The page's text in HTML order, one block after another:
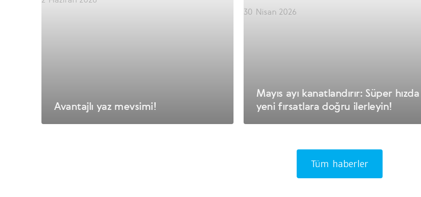
Avantajlı yaz mevsimi!
Mayıs ayı kanatlandırır: Süper hızda
yeni fırsatlara doğru ilerleyin!
30 Nisan 2026
Tüm haberler